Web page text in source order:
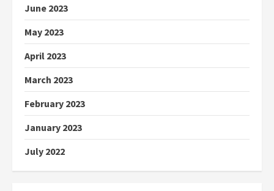
June 2023
May 2023
April 2023
March 2023
February 2023
January 2023
July 2022